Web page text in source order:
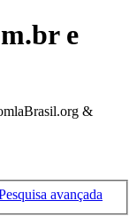
e
&
avançada